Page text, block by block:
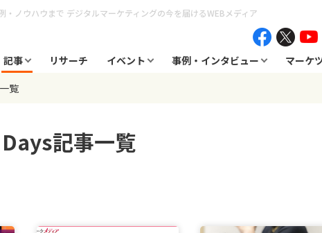
・ノウハウまで デジタルマーケティングの今を届けるWEBメディア
記事 リサーチ イベント 事例・インタビュー マーケ
覧
記事一覧